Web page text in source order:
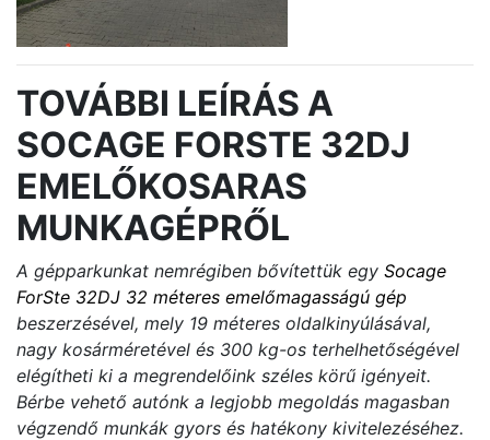
TOVÁBBI LEÍRÁS A
SOCAGE FORSTE 32DJ
EMELŐKOSARAS
MUNKAGÉPRŐL
A gépparkunkat nemrégiben bővítettük egy Socage
ForSte 32DJ 32 méteres emelőmagasságú gép
beszerzésével, mely 19 méteres oldalkinyúlásával,
nagy kosárméretével és 300 kg-os terhelhetőségével
elégítheti ki a megrendelőink széles körű igényeit.
Bérbe vehető autónk a legjobb megoldás magasban
végzendő munkák gyors és hatékony kivitelezéséhez.